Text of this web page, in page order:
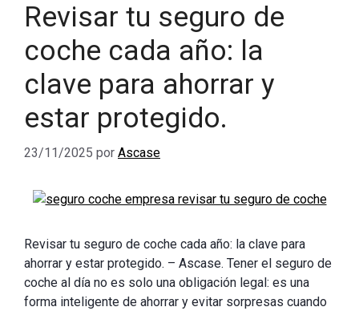
Revisar tu seguro de
coche cada año: la
clave para ahorrar y
estar protegido.
23/11/2025 por Ascase
Revisar tu seguro de coche cada año: la clave para
ahorrar y estar protegido. – Ascase. Tener el seguro de
coche al día no es solo una obligación legal: es una
forma inteligente de ahorrar y evitar sorpresas cuando